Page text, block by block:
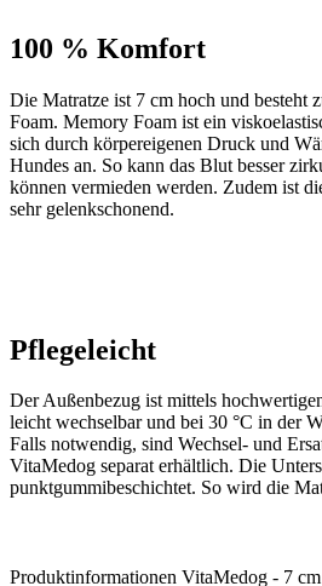
100 % Komfort
Die Matratze ist 7 cm hoch und besteht
Foam. Memory Foam ist ein
sich durch körpereigenen Druck und
Hundes an. So kann das Blut besser
können vermieden werden. Zudem ist
sehr gelenkschonend.
Pflegeleicht
Der Außenbezug ist mittels
leicht wechselbar und bei 30 °C in der
Falls notwendig, sind Wechsel- und
VitaMedog separat erhältlich. Die
punktgummibeschichtet. So wird die
Produktinformationen VitaMedog - 7 cm